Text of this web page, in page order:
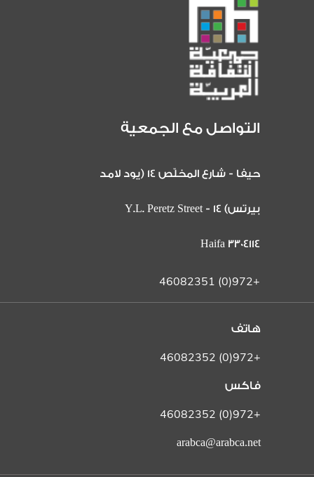
التواصل مع الجمعية
حيفا - شارع المخلّص 14 (يود لامد
بيرتس) 14 Y.L. Peretz Street -
Haifa 3304114
+972(0) 46082351
هاتف
+972(0) 46082352
فاكس
+972(0) 46082352
arabca@arabca.net